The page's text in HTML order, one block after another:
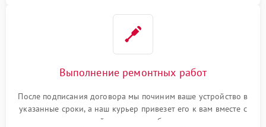
Выполнение ремонтных работ
После подписания договора мы починим ваше устройство в
указанные сроки, а наш курьер привезет его к вам вместе с
гарантийным талоном бесплатно